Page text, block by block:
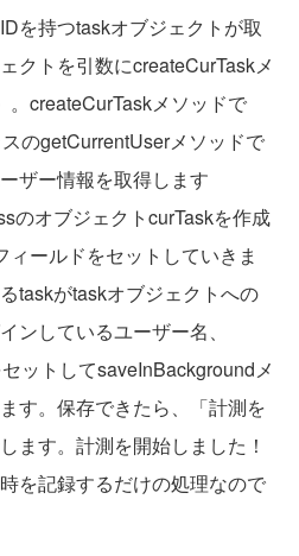
を持つtaskオブジェクトが取
クトを引数にcreateCurTaskメ
。createCurTaskメソッドで
のgetCurrentUserメソッドで
ザー情報を取得します
のオブジェクトcurTaskを作成
ィールドをセットしていきま
taskがtaskオブジェクトへの
ンしているユーザー名、
ットしてsaveInBackgroundメ
す。保存できたら、「計測を
ます。計測を開始しました！
を記録するだけの処理なので